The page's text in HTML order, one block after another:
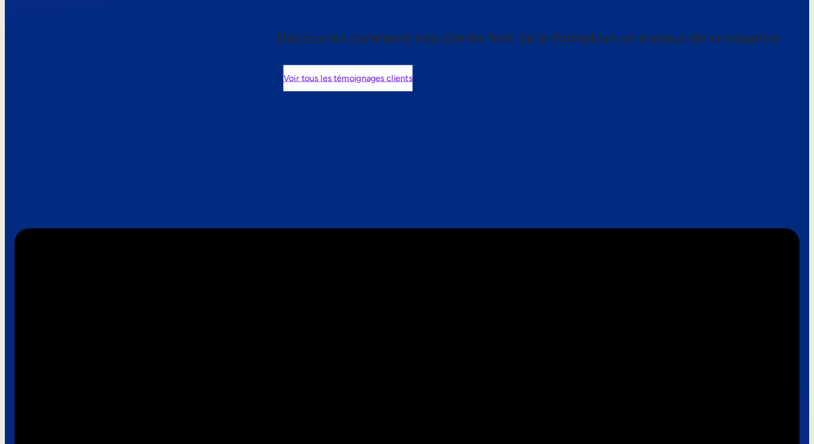
Découvrez comment nos clients font de la formation un moteur de croissance.
Voir tous les témoignages clients